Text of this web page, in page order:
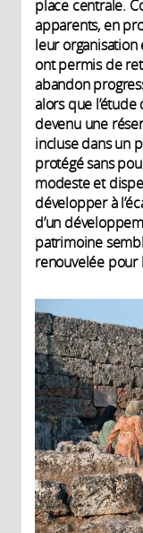
place centrale.
apparents, en
leur
ont permis de
abandon
alors que l’étude
devenu une
incluse dans un
protégé sans
modeste et
développer à
d’un
patrimoine
renouvelée pour